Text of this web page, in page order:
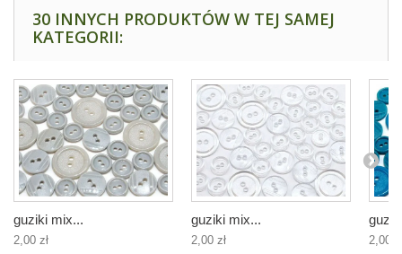
30 INNYCH PRODUKTÓW W TEJ SAMEJ
KATEGORII:
guziki mix...
2,00 zł
guziki mix...
2,00 zł 2,00